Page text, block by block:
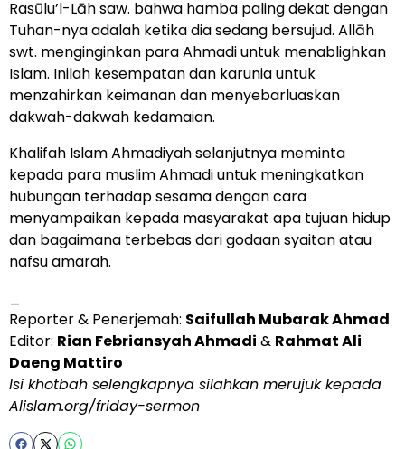
Rasūlu’l-Lāh saw. bahwa hamba paling dekat dengan
Tuhan-nya adalah ketika dia sedang bersujud. Allāh
swt. menginginkan para Ahmadi untuk menablighkan
Islam. Inilah kesempatan dan karunia untuk
menzahirkan keimanan dan menyebarluaskan
dakwah-dakwah kedamaian.
Khalifah Islam Ahmadiyah selanjutnya meminta
kepada para muslim Ahmadi untuk meningkatkan
hubungan terhadap sesama dengan cara
menyampaikan kepada masyarakat apa tujuan hidup
dan bagaimana terbebas dari godaan syaitan atau
nafsu amarah.
Reporter & Penerjemah: Saifullah Mubarak Ahmad
Editor: Rian Febriansyah Ahmadi & Rahmat Ali
Daeng Mattiro
Isi khotbah selengkapnya silahkan merujuk kepada
Alislam.org/friday-sermon